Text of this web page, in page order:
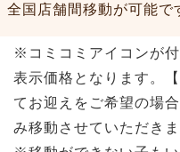
全国店舗間移動が可能で
※コミコミアイコンが
表示価格となります。
てお迎えをご希望の場
み移動させていただきま